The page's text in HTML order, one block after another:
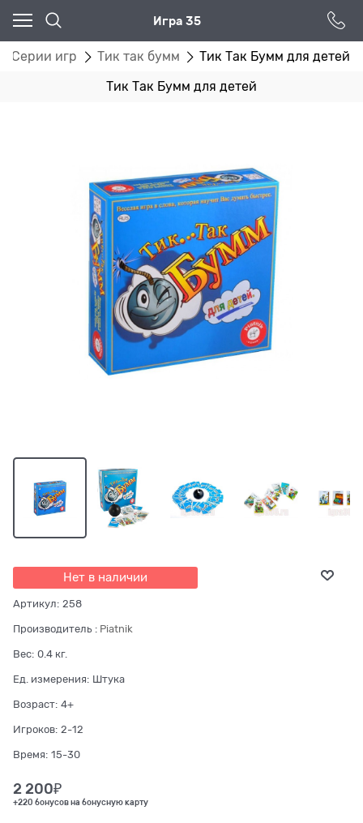
Игра 35
Серии игр Тик так бумм Тик Так Бумм для детей
Тик Так Бумм для детей
Нет в наличии
Артикул: 258
Производитель : Piatnik
Вес: 0.4 кг.
Ед. измерения: Штука
Возраст: 4+
Игроков: 2-12
Время: 15-30
2 200₽
+220 бонусов на бонусную карту